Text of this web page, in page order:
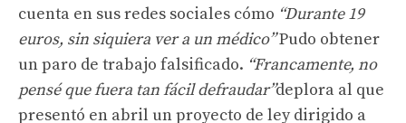
cuenta en sus redes sociales cómo “Durante 19
euros, sin siquiera ver a un médico”Pudo obtener
un paro de trabajo falsificado. “Francamente, no
pensé que fuera tan fácil defraudar”deplora al que
presentó en abril un proyecto de ley dirigido a